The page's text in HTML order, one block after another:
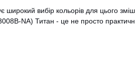
широкий вибір кольорів для цього
NA) Титан - це не просто